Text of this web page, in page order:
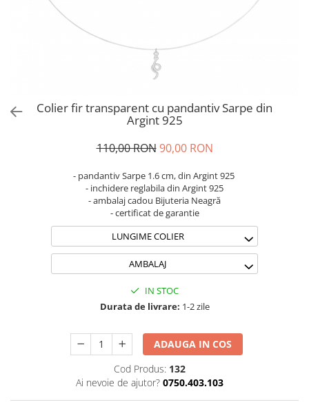
Coliere Transparente cu Cruce
Coliere Transparente cu Stea
Coliere Transparente cu Soare
Coliere Transparente cu Semilună
Coliere Transparente cu Initiale
Coliere Transparente cu Animale
Coliere Transparente cu Molecule
Coliere Transparente cu Pietre
Coliere Transparente Diverse
Lănțișoare cu Inimioare
Lănțișoare cu Cruce
Lănțișoare cu Soare
Lănțișoare cu Semilună
Lănțișoare cu Zodii
Lănțișoare cu Molecule
Lănțișoare cu Pietre Naturale
Brățări din Argint cu pietre
semiprețioase
Brățări elastice cu pietre
Colier fir transparent cu pandantiv Sarpe din
Argint 925
110,00 RON 90,00 RON
- pandantiv Sarpe 1.6 cm, din Argint 925
- inchidere reglabila din Argint 925
- ambalaj cadou Bijuteria Neagră
- certificat de garantie
LUNGIME COLIER
AMBALAJ
IN STOC
Durata de livrare: 1-2 zile
ADAUGA IN COS
Cod Produs: 132
Ai nevoie de ajutor? 0750.403.103